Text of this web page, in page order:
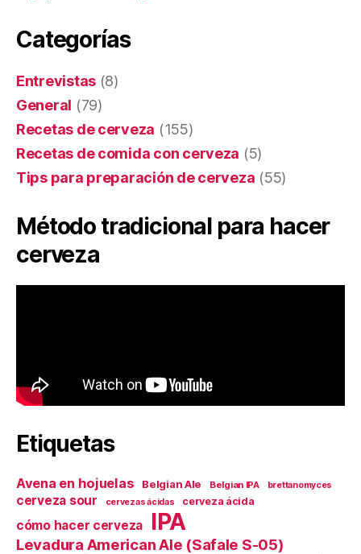
Categorías
Entrevistas (8)
General (79)
Recetas de cerveza (155)
Recetas de comida con cerveza (5)
Tips para preparación de cerveza (55)
Método tradicional para hacer
cerveza
Etiquetas
Avena en hojuelas Belgian Ale Belgian IPA brettanomyces
cerveza sour cervezas ácidas cerveza ácida
cómo hacer cerveza IPA
Levadura American Ale (Safale S-05)